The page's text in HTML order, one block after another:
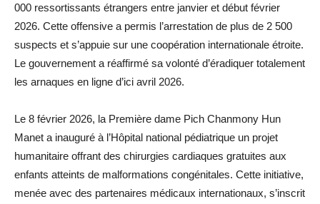
000 ressortissants étrangers entre janvier et début février
2026. Cette offensive a permis l’arrestation de plus de 2 500
suspects et s’appuie sur une coopération internationale étroite.
Le gouvernement a réaffirmé sa volonté d’éradiquer totalement
les arnaques en ligne d’ici avril 2026.
Le 8 février 2026, la Première dame Pich Chanmony Hun
Manet a inauguré à l’Hôpital national pédiatrique un projet
humanitaire offrant des chirurgies cardiaques gratuites aux
enfants atteints de malformations congénitales. Cette initiative,
menée avec des partenaires médicaux internationaux, s’inscrit